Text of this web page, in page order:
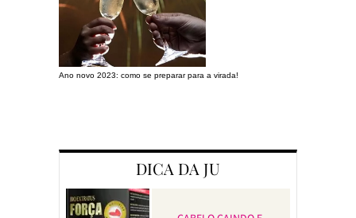
Ano novo 2023: como se preparar para a virada!
DICA DA JU